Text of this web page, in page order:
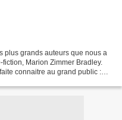
plus grands auteurs que nous a
Marion Zimmer Bradley.
connaitre au grand public :